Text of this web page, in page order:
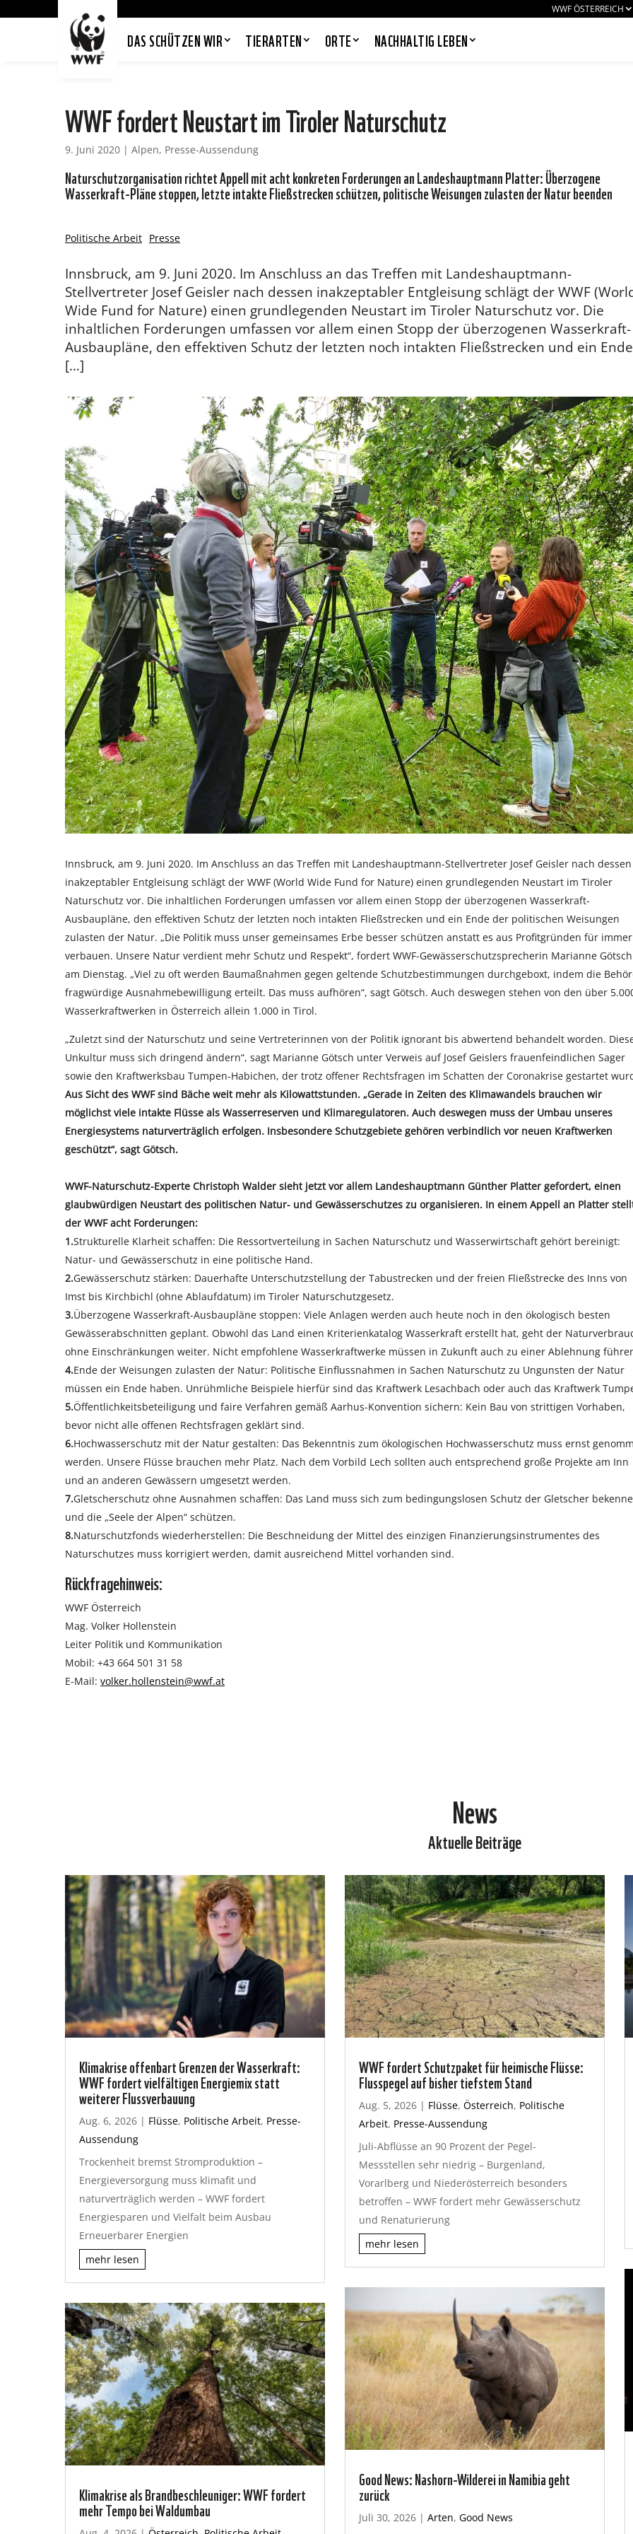
WWF ÖSTERREICH
DAS SCHÜTZEN WIR TIERARTEN ORTE NACHHALTIG LEBEN
WWF fordert Neustart im Tiroler Naturschutz
9. Juni 2020 | Alpen, Presse-Aussendung
Naturschutzorganisation richtet Appell mit acht konkreten Forderungen an Landeshauptmann Platter: Überzogene
Wasserkraft-Pläne stoppen, letzte intakte Fließstrecken schützen, politische Weisungen zulasten der Natur beenden
Politische Arbeit Presse
Innsbruck, am 9. Juni 2020. Im Anschluss an das Treffen mit Landeshauptmann-
Stellvertreter Josef Geisler nach dessen inakzeptabler Entgleisung schlägt der WWF
Wide Fund for Nature) einen grundlegenden Neustart im Tiroler Naturschutz vor. Die
inhaltlichen Forderungen umfassen vor allem einen Stopp der überzogenen Wasserkraft-
Ausbaupläne, den effektiven Schutz der letzten noch intakten Fließstrecken und ein Ende
[…]
Innsbruck, am 9. Juni 2020. Im Anschluss an das Treffen mit Landeshauptmann-Stellvertreter Josef Geisler nach dessen
inakzeptabler Entgleisung schlägt der WWF (World Wide Fund for Nature) einen grundlegenden Neustart im Tiroler
Naturschutz vor. Die inhaltlichen Forderungen umfassen vor allem einen Stopp der überzogenen Wasserkraft-
Ausbaupläne, den effektiven Schutz der letzten noch intakten Fließstrecken und ein Ende der politischen Weisungen
zulasten der Natur. „Die Politik muss unser gemeinsames Erbe besser schützen anstatt es aus Profitgründen für
verbauen. Unsere Natur verdient mehr Schutz und Respekt“, fordert WWF-Gewässerschutzsprecherin Marianne Götsch
am Dienstag. „Viel zu oft werden Baumaßnahmen gegen geltende Schutzbestimmungen durchgeboxt, indem die
fragwürdige Ausnahmebewilligung erteilt. Das muss aufhören“, sagt Götsch. Auch deswegen stehen von den über
Wasserkraftwerken in Österreich allein 1.000 in Tirol.
„Zuletzt sind der Naturschutz und seine Vertreterinnen von der Politik ignorant bis abwertend behandelt worden.
Unkultur muss sich dringend ändern“, sagt Marianne Götsch unter Verweis auf Josef Geislers frauenfeindlichen Sager
sowie den Kraftwerksbau Tumpen-Habichen, der trotz offener Rechtsfragen im Schatten der Coronakrise gestartet
Aus Sicht des WWF sind Bäche weit mehr als Kilowattstunden. „Gerade in Zeiten des Klimawandels brauchen wir
möglichst viele intakte Flüsse als Wasserreserven und Klimaregulatoren. Auch deswegen muss der Umbau unseres
Energiesystems naturverträglich erfolgen. Insbesondere Schutzgebiete gehören verbindlich vor neuen Kraftwerken
geschützt“, sagt Götsch.
WWF-Naturschutz-Experte Christoph Walder sieht jetzt vor allem Landeshauptmann Günther Platter gefordert, einen
glaubwürdigen Neustart des politischen Natur- und Gewässerschutzes zu organisieren. In einem Appell an Platter
der WWF acht Forderungen:
1.Strukturelle Klarheit schaffen: Die Ressortverteilung in Sachen Naturschutz und Wasserwirtschaft gehört bereinigt:
Natur- und Gewässerschutz in eine politische Hand.
2.Gewässerschutz stärken: Dauerhafte Unterschutzstellung der Tabustrecken und der freien Fließstrecke des Inns von
Imst bis Kirchbichl (ohne Ablaufdatum) im Tiroler Naturschutzgesetz.
3.Überzogene Wasserkraft-Ausbaupläne stoppen: Viele Anlagen werden auch heute noch in den ökologisch besten
Gewässerabschnitten geplant. Obwohl das Land einen Kriterienkatalog Wasserkraft erstellt hat, geht der
ohne Einschränkungen weiter. Nicht empfohlene Wasserkraftwerke müssen in Zukunft auch zu einer Ablehnung
4.Ende der Weisungen zulasten der Natur: Politische Einflussnahmen in Sachen Naturschutz zu Ungunsten der Natur
müssen ein Ende haben. Unrühmliche Beispiele hierfür sind das Kraftwerk Lesachbach oder auch das Kraftwerk
5.Öffentlichkeitsbeteiligung und faire Verfahren gemäß Aarhus-Konvention sichern: Kein Bau von strittigen Vorhaben,
bevor nicht alle offenen Rechtsfragen geklärt sind.
6.Hochwasserschutz mit der Natur gestalten: Das Bekenntnis zum ökologischen Hochwasserschutz muss ernst
werden. Unsere Flüsse brauchen mehr Platz. Nach dem Vorbild Lech sollten auch entsprechend große Projekte am Inn
und an anderen Gewässern umgesetzt werden.
7.Gletscherschutz ohne Ausnahmen schaffen: Das Land muss sich zum bedingungslosen Schutz der Gletscher
und die „Seele der Alpen“ schützen.
8.Naturschutzfonds wiederherstellen: Die Beschneidung der Mittel des einzigen Finanzierungsinstrumentes des
Naturschutzes muss korrigiert werden, damit ausreichend Mittel vorhanden sind.
Rückfragehinweis:
WWF Österreich
Mag. Volker Hollenstein
Leiter Politik und Kommunikation
Mobil: +43 664 501 31 58
E-Mail: volker.hollenstein@wwf.at
News
Aktuelle Beiträge
Klimakrise offenbart Grenzen der Wasserkraft:
WWF fordert vielfältigen Energiemix statt
weiterer Flussverbauung
Aug. 6, 2026 | Flüsse, Politische Arbeit, Presse-
Aussendung
Trockenheit bremst Stromproduktion –
Energieversorgung muss klimafit und
naturverträglich werden – WWF fordert
Energiesparen und Vielfalt beim Ausbau
Erneuerbarer Energien
mehr lesen
Klimakrise als Brandbeschleuniger: WWF fordert
mehr Tempo bei Waldumbau
WWF fordert Schutzpaket für heimische Flüsse:
Flusspegel auf bisher tiefstem Stand
Aug. 5, 2026| Flüsse, Österreich, Politische
Arbeit, Presse-Aussendung
Juli-Abflüsse an 90 Prozent der Pegel-
Messstellen sehr niedrig – Burgenland,
Vorarlberg und Niederösterreich besonders
betroffen – WWF fordert mehr Gewässerschutz
und Renaturierung
mehr lesen
Good News: Nashorn-Wilderei in Namibia geht
zurück
Juli 30, 2026| Arten, Good News
Cookies helfen unser Angebot
nutzerfreundlich zu gestalten & erlauben
uns eine Analyse der Zugriffe auf die
Deine Auswahl kannst du über den
entsprechenden Link im Footer der
Website jederzeit widerrufen.